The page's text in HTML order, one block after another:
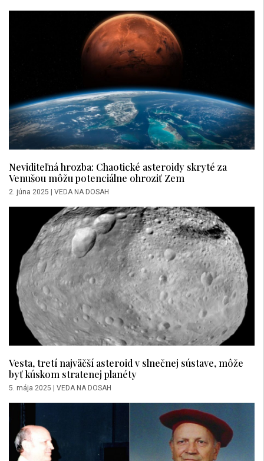
Neviditeľná hrozba: Chaotické asteroidy skryté za
Venušou môžu potenciálne ohroziť Zem
2. júna 2025 | VEDA NA DOSAH
Vesta, tretí najväčší asteroid v slnečnej sústave, môže
byť kúskom stratenej planéty
5. mája 2025 VEDA NA DOSAH